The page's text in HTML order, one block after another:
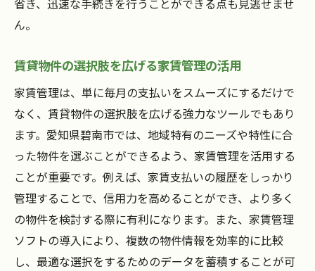
省き、迅速な手続きを行うことができる点も見逃せませ
ん。
賃貸物件の選択肢を広げる家賃管理の活用
家賃管理は、単に毎月の支払いをスムーズにするだけで
なく、賃貸物件の選択肢を広げる強力なツールでもあり
ます。愛知県碧南市では、地域特有のニーズや特性に合
った物件を選ぶことができるよう、家賃管理を活用する
ことが重要です。例えば、家賃支払いの履歴をしっかり
管理することで、信用力を高めることができ、より多く
の物件を検討する際に有利になります。また、家賃管理
ソフトの導入により、複数の物件情報を効率的に比較
し、最適な選択をするためのデータを蓄積することが可